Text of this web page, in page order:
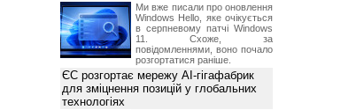
Ми вже писали про оновлення
Windows Hello, яке очікується
в серпневому патчі Windows
11. Схоже, за
повідомленнями, воно почало
розгортатися раніше.
ЄС розгортає мережу AI-гігафабрик
для зміцнення позицій у глобальних
технологіях